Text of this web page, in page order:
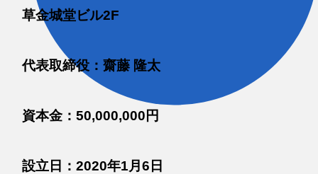
草金城堂ビル2F
代表取締役：齋藤 隆太
資本金：50,000,000円
設立日：2020年1月6日